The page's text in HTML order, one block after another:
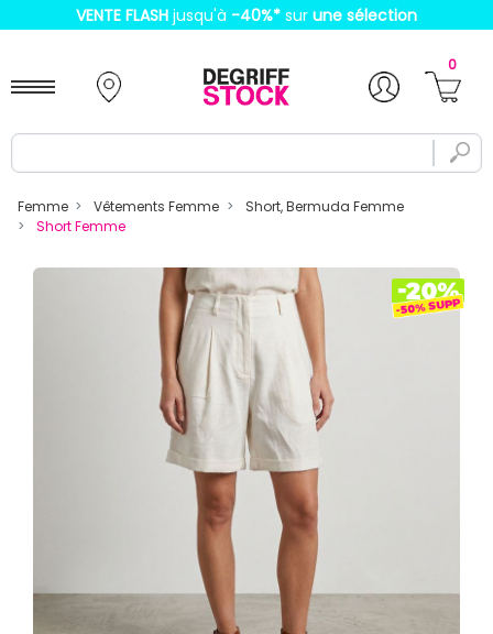
VENTE FLASH jusqu'à -40%* sur une sélection
0
Femme Vêtements Femme
Short, Bermuda Femme
Short Femme